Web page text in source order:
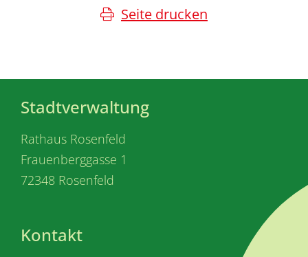
Seite drucken
Stadtverwaltung
Rathaus Rosenfeld
Frauenberggasse 1
72348 Rosenfeld
Kontakt